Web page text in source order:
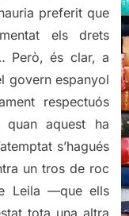
preferit que
els drets
Però, és clar, a
govern espanyol
respectuós
aquest ha
s’hagués
un tros de roc
Leila —que ells